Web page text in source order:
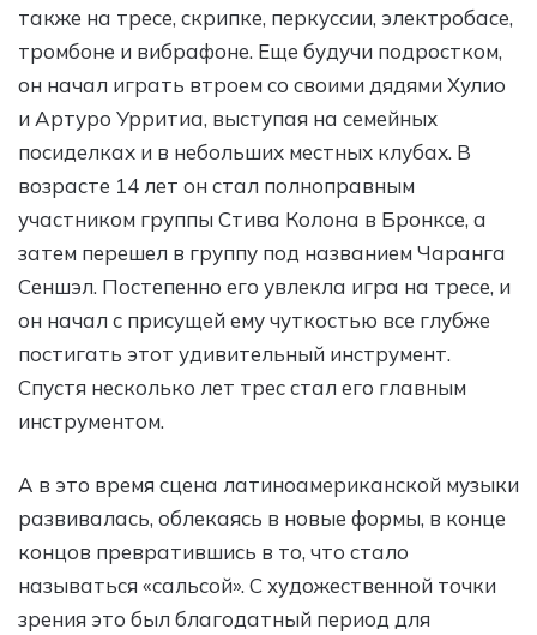
также на тресе, скрипке, перкуссии, электробасе,
тромбоне и вибрафоне. Еще будучи подростком,
он начал играть втроем со своими дядями Хулио
и Артуро Урритиа, выступая на семейных
посиделках и в небольших местных клубах. В
возрасте 14 лет он стал полноправным
участником группы Стива Колона в Бронксе, а
затем перешел в группу под названием Чаранга
Сеншэл. Постепенно его увлекла игра на тресе, и
он начал с присущей ему чуткостью все глубже
постигать этот удивительный инструмент.
Спустя несколько лет трес стал его главным
инструментом.
А в это время сцена латиноамериканской музыки
развивалась, облекаясь в новые формы, в конце
концов превратившись в то, что стало
называться «сальсой». С художественной точки
зрения это был благодатный период для